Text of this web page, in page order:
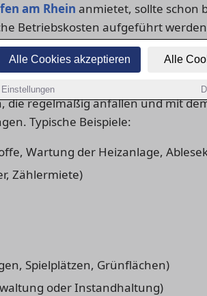
Alle Cookies akzeptieren Alle
Einstellungen
am Rhein anmietet, sollte schon
Betriebskosten aufgeführt
Pauschale vereinbart ist.
nach BetrKV
die regelmäßig anfallen und mit
Typische Beispiele:
Wartung der Heizanlage,
Zählermiete)
Spielplätzen, Grünflächen)
oder Instandhaltung)